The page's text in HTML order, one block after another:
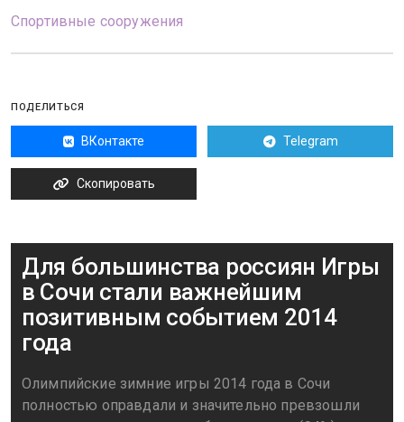
Спортивные сооружения
ПОДЕЛИТЬСЯ
ВКонтакте Telegram
Скопировать
Для большинства россиян Игры
в Сочи стали важнейшим
позитивным событием 2014
года
Олимпийские зимние игры 2014 года в Сочи
полностью оправдали и значительно превзошли